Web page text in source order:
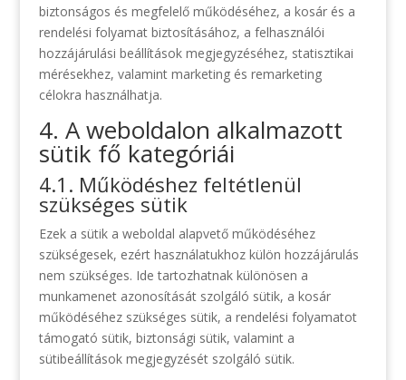
biztonságos és megfelelő működéséhez, a kosár és a
rendelési folyamat biztosításához, a felhasználói
hozzájárulási beállítások megjegyzéséhez, statisztikai
mérésekhez, valamint marketing és remarketing
célokra használhatja.
4. A weboldalon alkalmazott
sütik fő kategóriái
4.1. Működéshez feltétlenül
szükséges sütik
Ezek a sütik a weboldal alapvető működéséhez
szükségesek, ezért használatukhoz külön hozzájárulás
nem szükséges. Ide tartozhatnak különösen a
munkamenet azonosítását szolgáló sütik, a kosár
működéséhez szükséges sütik, a rendelési folyamatot
támogató sütik, biztonsági sütik, valamint a
sütibeállítások megjegyzését szolgáló sütik.